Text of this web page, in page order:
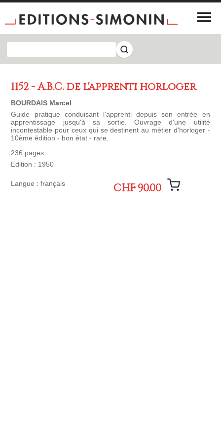
1152 - A.B.C. de l'apprenti horloger
BOURDAIS Marcel
Guide pratique conduisant l'apprenti depuis son entrée en
apprentissage jusqu'à sa sortie. Ouvrage d'une utilité
incontestable pour ceux qui se destinent au métier d'horloger -
10ème édition - bon état - rare.
236 pages
Edition : 1950
Langue : français CHF 90.00